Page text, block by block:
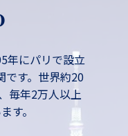
年にパリで設立
です。世界約20
毎年2万人以上
す。